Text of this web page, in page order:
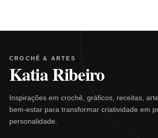
CROCHÊ & ARTES
Katia Ribeiro
Inspirações em crochê, gráficos, receitas,
bem-estar para transformar criatividade em
personalidade.